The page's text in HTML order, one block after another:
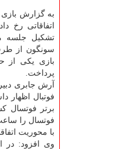
به گزارش بازی
اتفاقاتی رخ
تشكیل جلسه
سونگون از
بازی یكی از
پرداخت.
آرش جابری
برتر فوتسال
با محوریت
وی افزود: در